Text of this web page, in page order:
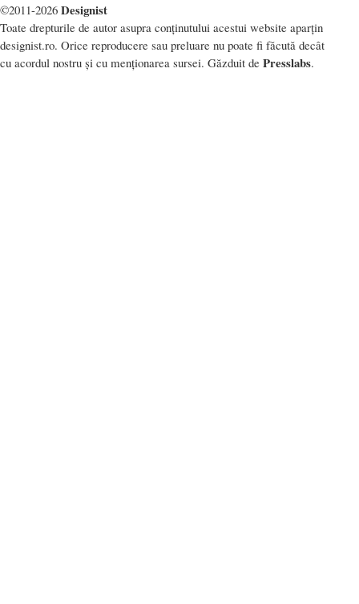
©2011-2026 Designist
Toate drepturile de autor asupra conținutului acestui website aparțin
designist.ro. Orice reproducere sau preluare nu poate fi făcută decât
cu acordul nostru și cu menționarea sursei. Găzduit de Presslabs.